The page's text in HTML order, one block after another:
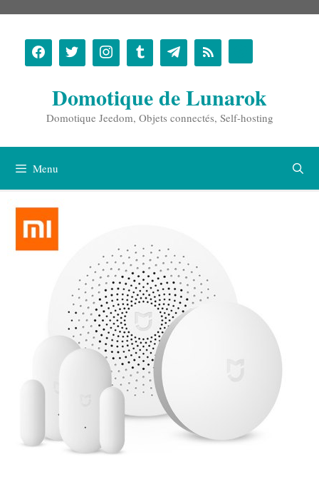
contenu
Domotique de Lunarok
Domotique Jeedom, Objets connectés, Self-hosting
Menu